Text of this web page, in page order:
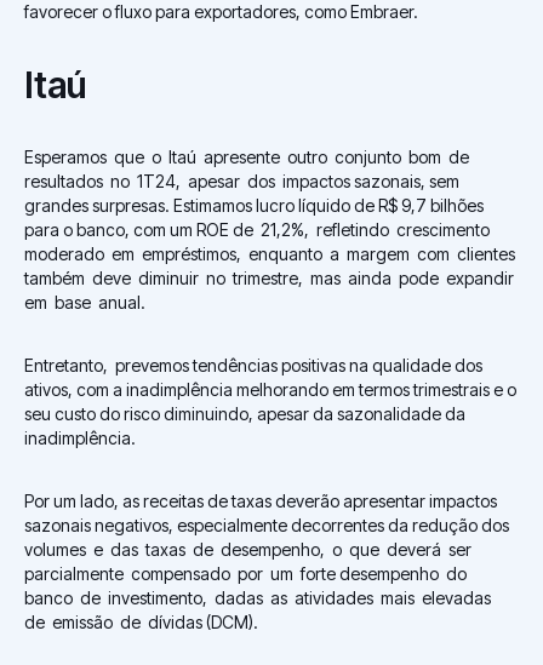
favorecer o fluxo para exportadores, como Embraer.
Itaú
Esperamos que o Itaú apresente outro conjunto bom de
resultados no 1T24, apesar dos impactos sazonais, sem
grandes surpresas. Estimamos lucro líquido de R$ 9,7 bilhões
para o banco, com um ROE de 21,2%, refletindo crescimento
moderado em empréstimos, enquanto a margem com clientes
também deve diminuir no trimestre, mas ainda pode expandir
em base anual.
Entretanto, prevemos tendências positivas na qualidade dos
ativos, com a inadimplência melhorando em termos trimestrais e o
seu custo do risco diminuindo, apesar da sazonalidade da
inadimplência.
Por um lado, as receitas de taxas deverão apresentar impactos
sazonais negativos, especialmente decorrentes da redução dos
volumes e das taxas de desempenho, o que deverá ser
parcialmente compensado por um forte desempenho do
banco de investimento, dadas as atividades mais elevadas
de emissão de dívidas (DCM).